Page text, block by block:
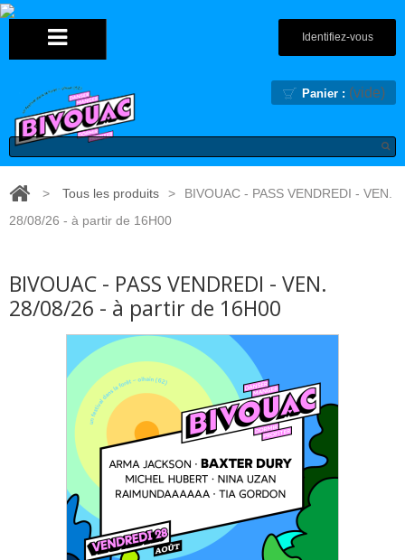
Identifiez-vous
Panier : (vide)
> Tous les produits >
BIVOUAC - PASS VENDREDI - VEN.
28/08/26 - à partir de 16H00
BIVOUAC - PASS VENDREDI - VEN.
28/08/26 - à partir de 16H00